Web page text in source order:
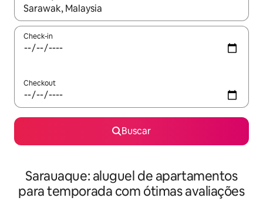
Quando os resultados estiverem disponíveis, explore-os
Check-in
Checkout
Buscar
Sarauaque: aluguel de apartamentos
para temporada com ótimas avaliações